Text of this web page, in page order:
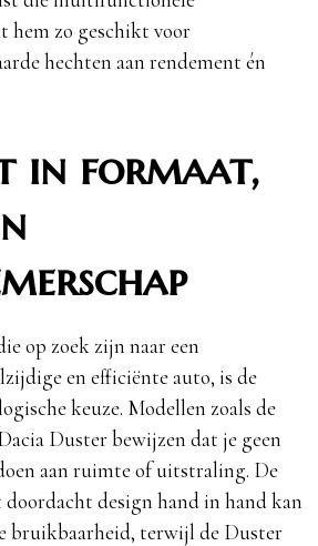
hem zo geschikt voor
hechten aan rendement én
in formaat,
op zoek zijn naar een
en efficiënte auto, is de
keuze. Modellen zoals de
Duster bewijzen dat je geen
aan ruimte of uitstraling. De
design hand in hand kan
bruikbaarheid, terwijl de Duster